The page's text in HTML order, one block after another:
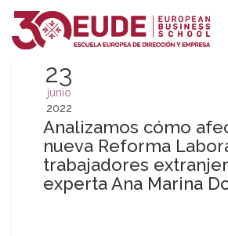
23
junio
2022
Analizamos cómo
nueva Reforma
trabajadores
experta Ana Marina